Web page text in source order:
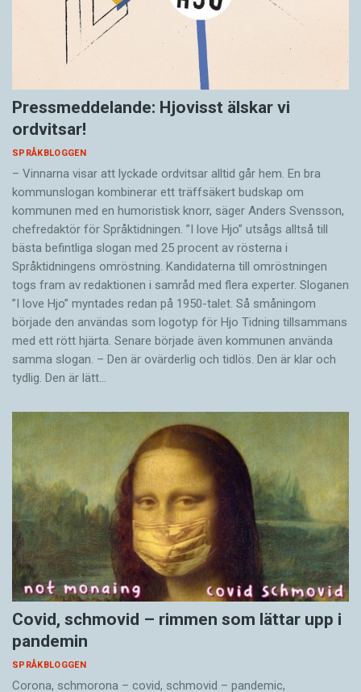
Pressmeddelande: Hjovisst älskar vi
ordvitsar!
SPRÅKBLOGGEN
– Vinnarna visar att lyckade ordvitsar alltid går hem. En bra
kommunslogan kombinerar ett träffsäkert budskap om
kommunen med en humoristisk knorr, säger Anders Svensson,
chefredaktör för Språktidningen. ”I love Hjo” utsågs alltså till
bästa befintliga slogan med 25 procent av rösterna i
Språktidningens omröstning. Kandidaterna till omröstningen
togs fram av redaktionen i samråd med flera experter. Sloganen
”I love Hjo” myntades redan på 1950-talet. Så småningom
började den användas som logotyp för Hjo Tidning tillsammans
med ett rött hjärta. Senare började även kommunen använda
samma slogan. – Den är ovärderlig och tidlös. Den är klar och
tydlig. Den är lätt…
Covid, schmovid – rimmen som lättar upp i
pandemin
SPRÅKBLOGGEN
Corona, schmorona – covid, schmovid – pandemic,